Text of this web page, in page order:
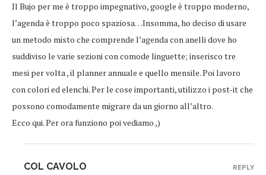
Il Bujo per me è troppo impegnativo, google è troppo moderno,
l’agenda è troppo poco spaziosa…Insomma, ho deciso di usare
un metodo misto che comprende l’agenda con anelli dove ho
suddiviso le varie sezioni con comode linguette; inserisco tre
mesi per volta , il planner annuale e quello mensile. Poi lavoro
con colori ed elenchi. Per le cose importanti, utilizzo i post-it che
possono comodamente migrare da un giorno all’altro.
Ecco qui. Per ora funziono poi vediamo ,)
COL CAVOLO REPLY